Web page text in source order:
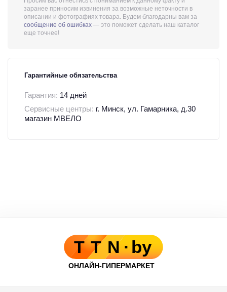
заранее приносим извинения за возможные неточности в
описании и фотографиях товара. Будем благодарны вам за
сообщение об ошибках — это поможет сделать наш каталог
еще точнее!
Гарантийные обязательства
Гарантия: 14 дней
Сервисные центры: г. Минск, ул. Гамарника, д.30
магазин МВЕЛО